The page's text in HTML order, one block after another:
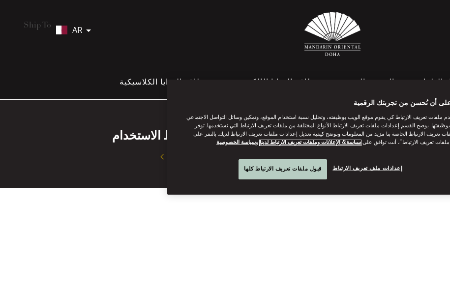
Ship To AR
بطاقة الهدايا الكلاسيكية بطاقة الهدايا الإلكترونية المنتجع الصحي الطعام
شروط الاستخدام أسئلة وأجوبة
أن نُحسن من تجربتك الرقمية
ملفات تعريف الارتباط كي يقوم موقع الويب بوظيفته، وتحليل نسبة استخدام الموقع، وتمكين وسائل التواصل الاجتماعي
يوضح القسم إعدادات ملفات تعريف الارتباط الأنواع المختلفة من ملفات تعريف الارتباط التي نستخدمها. توفر
تعريف الارتباط الخاصة بنا مزيد من المعلومات وتوضح كيفية تعديل إعدادات ملفات تعريف الارتباط لديك. بالنقر على
تعريف الارتباط”، أنت توافق على سياسة& الإعلانات وملفات تعريف الارتباط لدينا وسياسة الخصوصية
إعدادات ملف تعريف الارتباط قبول ملفات تعريف الارتباط كلها